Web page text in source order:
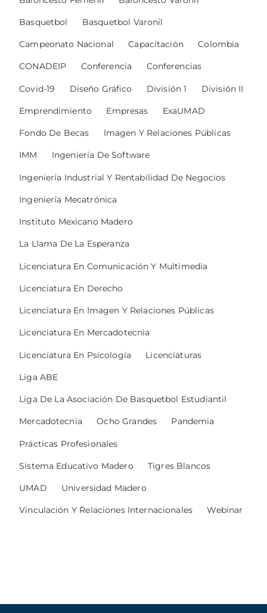
Basquetbol Basquetbol Varonil
Campeonato Nacional Capacitación Colombia
CONADEIP Conferencia Conferencias
Covid-19 Diseño Gráfico División 1 División II
Emprendimiento Empresas ExaUMAD
Fondo De Becas Imagen Y Relaciones Públicas
IMM Ingeniería De Software
Ingeniería Industrial Y Rentabilidad De Negocios
Ingeniería Mecatrónica
Instituto Mexicano Madero
La Llama De La Esperanza
Licenciatura En Comunicación Y Multimedia
Licenciatura En Derecho
Licenciatura En Imagen Y Relaciones Públicas
Licenciatura En Mercadotecnia
Licenciatura En Psicología Licenciaturas
Liga ABE
Liga De La Asociación De Basquetbol Estudiantil
Mercadotecnia Ocho Grandes Pandemia
Prácticas Profesionales
Sistema Educativo Madero Tigres Blancos
UMAD Universidad Madero
Vinculación Y Relaciones Internacionales Webinar